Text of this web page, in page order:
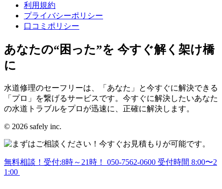
利用規約
プライバシーポリシー
口コミポリシー
あなたの“困った”を 今すぐ解く架け橋
に
水道修理のセーフリーは、「あなた」と今すぐに解決できる
「プロ」を繋げるサービスです。今すぐに解決したいあなた
の水道トラブルをプロが迅速に、正確に解決します。
© 2026 safely inc.
無料相談！受付:8時～21時！ 050-7562-0600 受付時間 8:00〜2
1:00